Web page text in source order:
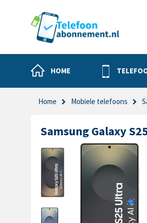
HOME
Home Mobiele telefoons
Samsung Galaxy